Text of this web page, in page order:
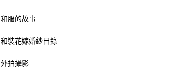
和服的故事
和裝花嫁婚紗目錄
外拍攝影